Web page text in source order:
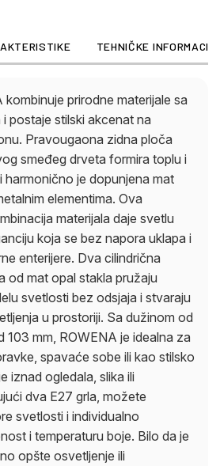
ogledala, slika ili
i temperaturu boje. Bilo da
opšte osvetljenje ili
ROWENA
visokokvalitetnom
kombinacijom drveta, stakla
TEHNIČKE
prirodne materijale sa
postaje stilski akcenat na
Pravougaona zidna ploča
smeđeg drveta formira toplu i
je dopunjena mat
elementima. Ova
materijala daje svetlu
koja se bez napora uklapa i
enterijere. Dva cilindrična
od mat opal stakla pružaju
svetlosti bez odsjaja i stvaraju
u prostoriji. Sa dužinom od
103 mm, ROWENA je idealna za
spavaće sobe ili kao stilsko
iznad ogledala, slika ili
dva E27 grla, možete
svetlosti i individualno
i temperaturu boje. Bilo da je
opšte osvetljenje ili